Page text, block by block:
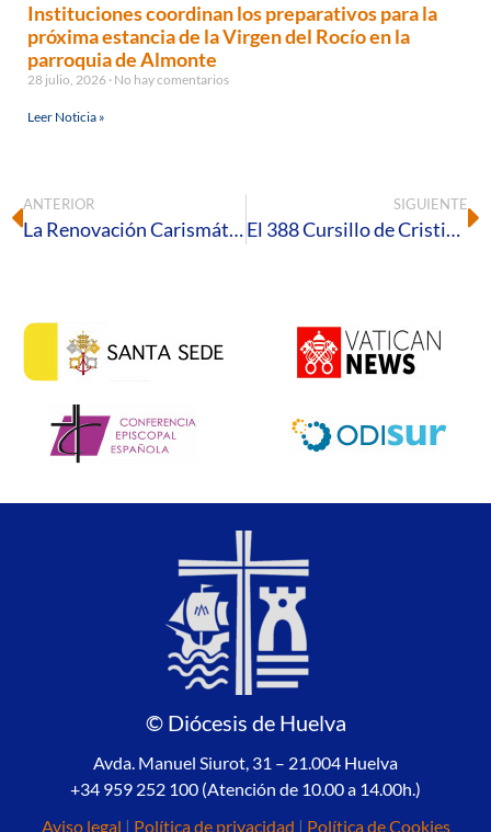
Instituciones coordinan los preparativos para la
próxima estancia de la Virgen del Rocío en la
parroquia de Almonte
28 julio, 2026 No hay comentarios
Leer Noticia »
ANTERIOR
La Renovación Carismática Católica de Huelva celebra un nuevo encuentro de oración
SIGUIENTE
El 388 Cursillo de Cristiandad reúne en Huelva a 25 participantes en un fin de semana de encuentro con el Señor
© Diócesis de Huelva
Avda. Manuel Siurot, 31 – 21.004 Huelva
+34 959 252 100 (Atención de 10.00 a 14.00h.)
Aviso legal | Política de privacidad | Política de Cookies